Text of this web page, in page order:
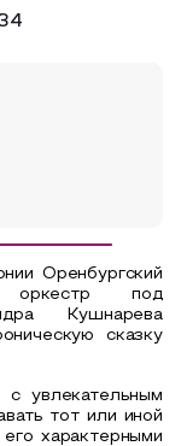
Оренбургский
оркестр под
Кушнарева
сказку
увлекательным
тот или иной
характерными